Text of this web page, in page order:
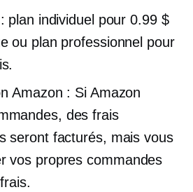
plan individuel pour 0.99 $
ou plan professionnel pour
Amazon : Si Amazon
des frais
seront facturés, mais vous
vos propres commandes